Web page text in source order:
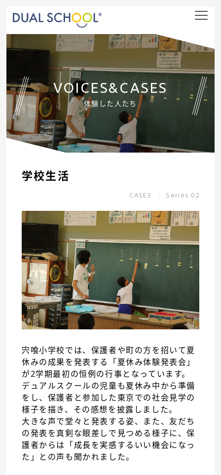
nav
VOICES&CASES
体験した人たち
学校生活
CASE3 Series 02
宍喰小学校では、保護者や町の方を招いて夏
休みの成果を発表する「夏休み体験発表会」
が2学期最初の恒例の行事となっています。
デュアルスクールの児童も夏休み中から準備
をし、保護者と参加した東京での社会見学の
様子を描き、その感想を披露しました。
大きな声で堂々と発表する姿、また、友だち
の発表を真剣な眼差しで見つめる様子に、保
護者からは「成長を実感するいい機会になっ
た」との声も聞かれました。